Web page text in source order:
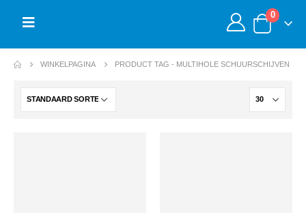
0
WINKELPAGINA PRODUCT TAG - MULTIHOLE SCHUURSCHIJVEN